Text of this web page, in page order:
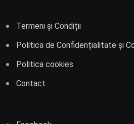
Termeni și Condiții
Politica de Confidențialitate și
Politica cookies
Contact